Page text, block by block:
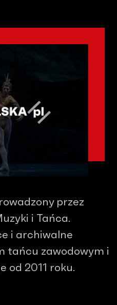
przez
i Tańca.
i archiwalne
tańcu zawodowym i
od 2011 roku.